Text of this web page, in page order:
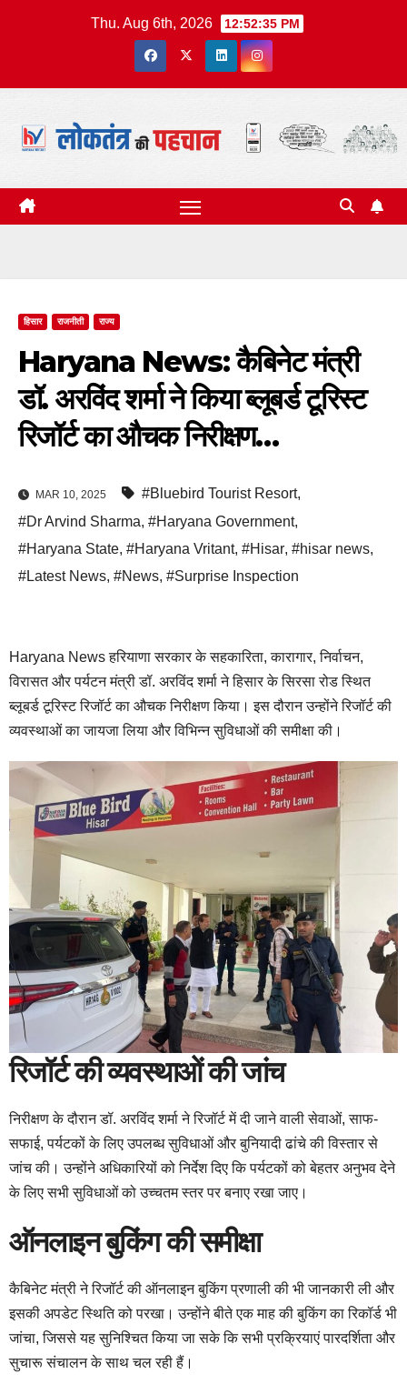
Thu. Aug 6th, 2026 12:52:36 PM
हिसार राजनीती राज्य
Haryana News: कैबिनेट मंत्री
डॉ. अरविंद शर्मा ने किया ब्लूबर्ड टूरिस्ट
रिजॉर्ट का औचक निरीक्षण…
MAR 10, 2025 #Bluebird Tourist Resort,
#Dr Arvind Sharma, #Haryana Government,
#Haryana State, #Haryana Vritant, #Hisar, #hisar news,
#Latest News, #News, #Surprise Inspection
Haryana News हरियाणा सरकार के सहकारिता, कारागार, निर्वाचन,
विरासत और पर्यटन मंत्री डॉ. अरविंद शर्मा ने हिसार के सिरसा रोड स्थित
ब्लूबर्ड टूरिस्ट रिजॉर्ट का औचक निरीक्षण किया। इस दौरान उन्होंने रिजॉर्ट की
व्यवस्थाओं का जायजा लिया और विभिन्न सुविधाओं की समीक्षा की।
रिजॉर्ट की व्यवस्थाओं की जांच
निरीक्षण के दौरान डॉ. अरविंद शर्मा ने रिजॉर्ट में दी जाने वाली सेवाओं, साफ-
सफाई, पर्यटकों के लिए उपलब्ध सुविधाओं और बुनियादी ढांचे की विस्तार से
जांच की। उन्होंने अधिकारियों को निर्देश दिए कि पर्यटकों को बेहतर अनुभव देने
के लिए सभी सुविधाओं को उच्चतम स्तर पर बनाए रखा जाए।
ऑनलाइन बुकिंग की समीक्षा
कैबिनेट मंत्री ने रिजॉर्ट की ऑनलाइन बुकिंग प्रणाली की भी जानकारी ली और
इसकी अपडेट स्थिति को परखा। उन्होंने बीते एक माह की बुकिंग का रिकॉर्ड भी
जांचा, जिससे यह सुनिश्चित किया जा सके कि सभी प्रक्रियाएं पारदर्शिता और
सुचारू संचालन के साथ चल रही हैं।